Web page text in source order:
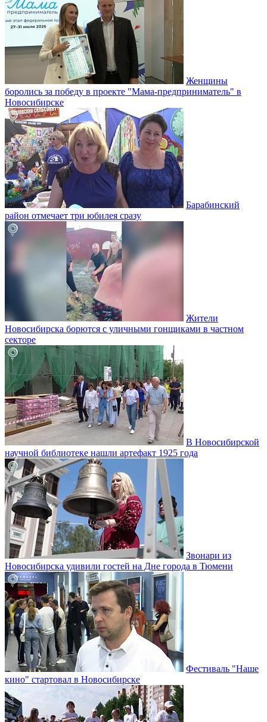
Женщины
боролись за победу в проекте "Мама-предприниматель" в
Новосибирске
Барабинский
район отмечает три юбилея сразу
Жители
Новосибирска борются с уличными гонщиками в частном
секторе
В Новосибирской
научной библиотеке нашли артефакт 1925 года
Звонари из
Новосибирска удивили гостей на Дне города в Тюмени
Фестиваль "Наше
кино" стартовал в Новосибирске